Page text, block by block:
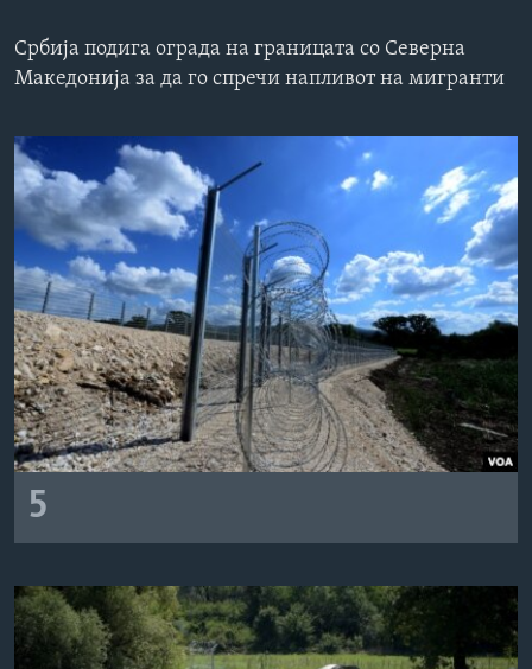
НАУКА
ИНТЕРВЈУА
НАКУСО...
Јазици
Србија подига ограда на границата со Северна
Македонија за да го спречи напливот на мигранти
5